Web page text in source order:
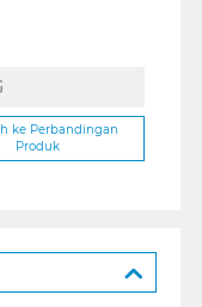
ke Perbandingan
Produk